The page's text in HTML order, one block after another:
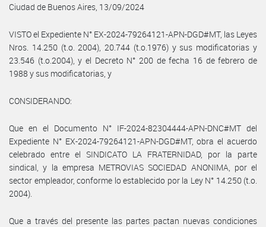
Ciudad de Buenos Aires, 13/09/2024
VISTO el Expediente N° EX-2024-79264121-APN-DGD#MT, las Leyes
Nros. 14.250 (t.o. 2004), 20.744 (t.o.1976) y sus modificatorias y
23.546 (t.o.2004), y el Decreto N° 200 de fecha 16 de febrero de
1988 y sus modificatorias, y
CONSIDERANDO:
Que en el Documento N° IF-2024-82304444-APN-DNC#MT del
Expediente N° EX-2024-79264121-APN-DGD#MT, obra el acuerdo
celebrado entre el SINDICATO LA FRATERNIDAD, por la parte
sindical, y la empresa METROVIAS SOCIEDAD ANONIMA, por el
sector empleador, conforme lo establecido por la Ley N° 14.250 (t.o.
2004).
Que a través del presente las partes pactan nuevas condiciones